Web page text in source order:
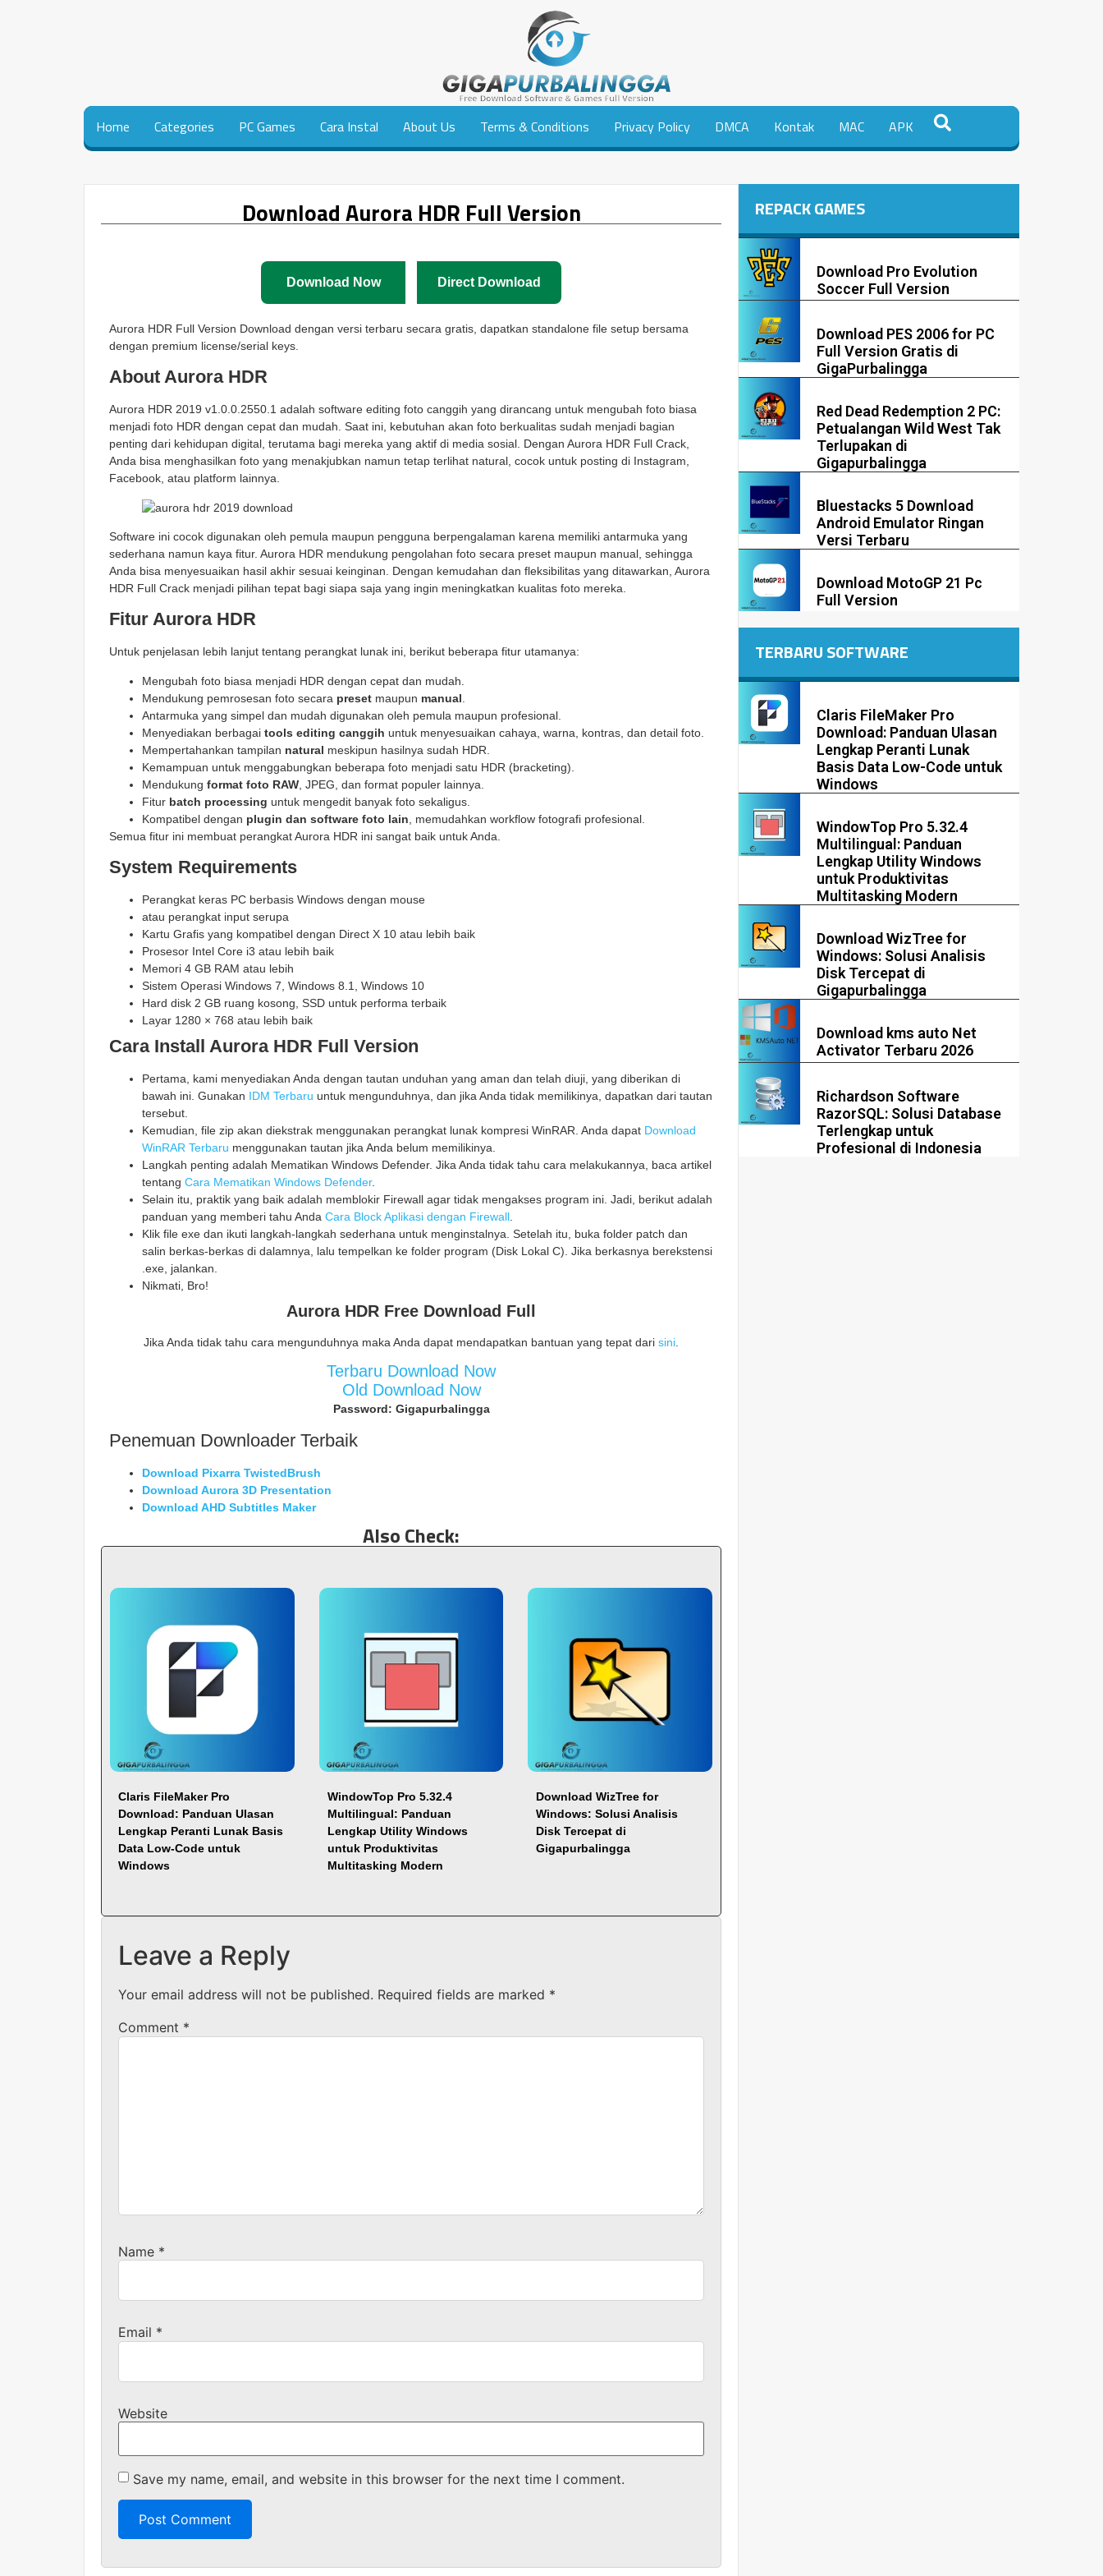
Home Categories PC Games Cara Instal About Us Terms & Conditions Privacy Policy DMCA Kontak MAC APK
Download Aurora HDR Full Version
Download Now Direct Download
Aurora HDR Full Version Download dengan versi terbaru secara gratis, dapatkan standalone file setup bersama
dengan premium license/serial keys.
About Aurora HDR
Aurora HDR 2019 v1.0.0.2550.1 adalah software editing foto canggih yang dirancang untuk mengubah foto biasa
menjadi foto HDR dengan cepat dan mudah. Saat ini, kebutuhan akan foto berkualitas sudah menjadi bagian
penting dari kehidupan digital, terutama bagi mereka yang aktif di media sosial. Dengan Aurora HDR Full Crack,
Anda bisa menghasilkan foto yang menakjubkan namun tetap terlihat natural, cocok untuk posting di Instagram,
Facebook, atau platform lainnya.
Software ini cocok digunakan oleh pemula maupun pengguna berpengalaman karena memiliki antarmuka yang
sederhana namun kaya fitur. Aurora HDR mendukung pengolahan foto secara preset maupun manual, sehingga
Anda bisa menyesuaikan hasil akhir sesuai keinginan. Dengan kemudahan dan fleksibilitas yang ditawarkan, Aurora
HDR Full Crack menjadi pilihan tepat bagi siapa saja yang ingin meningkatkan kualitas foto mereka.
Fitur Aurora HDR
Untuk penjelasan lebih lanjut tentang perangkat lunak ini, berikut beberapa fitur utamanya:
Mengubah foto biasa menjadi HDR dengan cepat dan mudah.
Mendukung pemrosesan foto secara preset maupun manual
Antarmuka yang simpel dan mudah digunakan oleh pemula maupun profesional.
Menyediakan berbagai tools editing canggih untuk menyesuaikan cahaya, warna, kontras, dan detail foto.
Mempertahankan tampilan natural meskipun hasilnya sudah HDR.
Kemampuan untuk menggabungkan beberapa foto menjadi satu HDR (bracketing).
Mendukung format foto RAW , JPEG, dan format populer lainnya.
Fitur batch processing untuk mengedit banyak foto sekaligus.
Kompatibel dengan plugin dan software foto lain , memudahkan workflow fotografi profesional.
Semua fitur ini membuat perangkat Aurora HDR ini sangat baik untuk Anda.
System Requirements
Perangkat keras PC berbasis Windows dengan mouse
atau perangkat input serupa
Kartu Grafis yang kompatibel dengan Direct X 10 atau lebih baik
Prosesor Intel Core i3 atau lebih baik
Memori 4 GB RAM atau lebih
Sistem Operasi Windows 7, Windows 8.1, Windows 10
Hard disk 2 GB ruang kosong, SSD untuk performa terbaik
Layar 1280 × 768 atau lebih baik
Cara Install Aurora HDR Full Version
Pertama, kami menyediakan Anda dengan tautan unduhan yang aman dan telah diuji, yang diberikan di
bawah ini. Gunakan IDM Terbaru untuk mengunduhnya, dan jika Anda tidak memilikinya, dapatkan dari tautan
tersebut.
Kemudian, file zip akan diekstrak menggunakan perangkat lunak kompresi WinRAR. Anda dapat Download
WinRAR Terbaru menggunakan tautan jika Anda belum memilikinya.
Langkah penting adalah Mematikan Windows Defender. Jika Anda tidak tahu cara melakukannya, baca artikel
tentang Cara Mematikan Windows Defender.
Selain itu, praktik yang baik adalah memblokir Firewall agar tidak mengakses program ini. Jadi, berikut adalah
panduan yang memberi tahu Anda Cara Block Aplikasi dengan Firewall
Klik file exe dan ikuti langkah-langkah sederhana untuk menginstalnya. Setelah itu, buka folder patch dan
salin berkas-berkas di dalamnya, lalu tempelkan ke folder program (Disk Lokal C). Jika berkasnya berekstensi
.exe, jalankan.
Nikmati, Bro!
Aurora HDR Free Download Full
Jika Anda tidak tahu cara mengunduhnya maka Anda dapat mendapatkan bantuan yang tepat dari sini
Terbaru Download Now
Old Download Now
Password: Gigapurbalingga
Penemuan Downloader Terbaik
Download Pixarra TwistedBrush
Download Aurora 3D Presentation
Download AHD Subtitles Maker
Also Check:
Claris FileMaker Pro
Download: Panduan Ulasan
Lengkap Peranti Lunak Basis
Data Low-Code untuk
Windows
WindowTop Pro 5.32.4
Multilingual: Panduan
Lengkap Utility Windows
untuk Produktivitas
Multitasking Modern
Download WizTree for
Windows: Solusi Analisis
Disk Tercepat di
Gigapurbalingga
Leave a Reply
Your email address will not be published. Required fields are marked *
Comment *
Name *
Email *
Website
Save my name, email, and website in this browser for the next time I comment.
REPACK GAMES
Download Pro Evolution
Soccer Full Version
Download PES 2006 for PC
Full Version Gratis di
GigaPurbalingga
Red Dead Redemption 2 PC:
Petualangan Wild West Tak
Terlupakan di
Gigapurbalingga
Bluestacks 5 Download
Android Emulator Ringan
Versi Terbaru
Download MotoGP 21 Pc
Full Version
TERBARU SOFTWARE
Claris FileMaker Pro
Download: Panduan Ulasan
Lengkap Peranti Lunak
Basis Data Low-Code untuk
Windows
WindowTop Pro 5.32.4
Multilingual: Panduan
Lengkap Utility Windows
untuk Produktivitas
Multitasking Modern
Download WizTree for
Windows: Solusi Analisis
Disk Tercepat di
Gigapurbalingga
Download kms auto Net
Activator Terbaru 2026
Richardson Software
RazorSQL: Solusi Database
Terlengkap untuk
Profesional di Indonesia